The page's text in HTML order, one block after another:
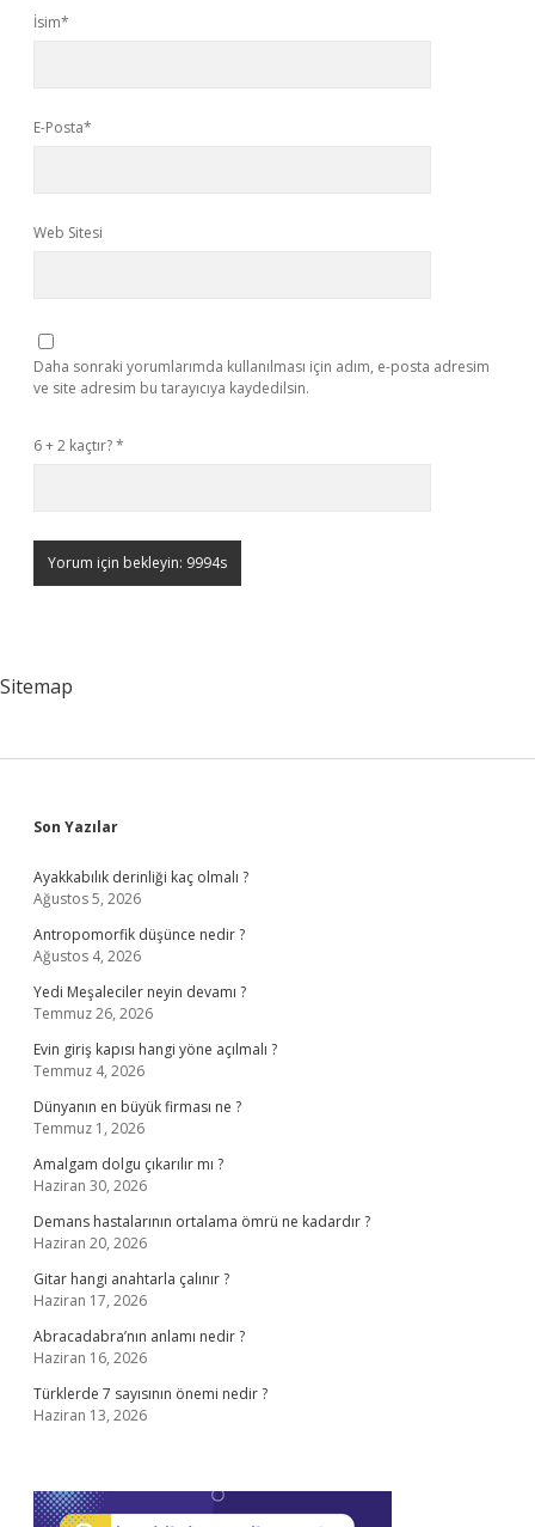
İsim*
E-Posta*
Web Sitesi
Daha sonraki yorumlarımda kullanılması için adım, e-posta adresim
ve site adresim bu tarayıcıya kaydedilsin.
6 + 2 kaçtır?*
Sitemap
Sidebar
Son Yazılar
Ayakkabılık derinliği kaç olmalı ?
Ağustos 5, 2026
Antropomorfik düşünce nedir ?
Ağustos 4, 2026
Yedi Meşaleciler neyin devamı ?
Temmuz 26, 2026
Evin giriş kapısı hangi yöne açılmalı ?
Temmuz 4, 2026
Dünyanın en büyük firması ne ?
Temmuz 1, 2026
Amalgam dolgu çıkarılır mı ?
Haziran 30, 2026
Demans hastalarının ortalama ömrü ne kadardır ?
Haziran 20, 2026
Gitar hangi anahtarla çalınır ?
Haziran 17, 2026
Abracadabra’nın anlamı nedir ?
Haziran 16, 2026
Türklerde 7 sayısının önemi nedir ?
Haziran 13, 2026